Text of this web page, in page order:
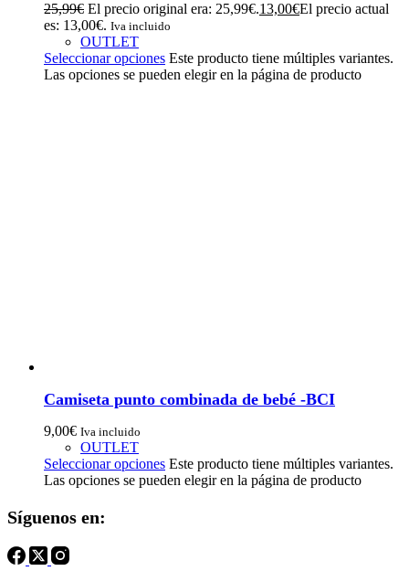
25,99€ El precio original era: 25,99€.13,00€El precio actual
es: 13,00€. Iva incluido
OUTLET
Seleccionar opciones Este producto tiene múltiples variantes.
Las opciones se pueden elegir en la página de producto
Camiseta punto combinada de bebé -BCI
9,00€ Iva incluido
OUTLET
Seleccionar opciones Este producto tiene múltiples variantes.
Las opciones se pueden elegir en la página de producto
Síguenos en: